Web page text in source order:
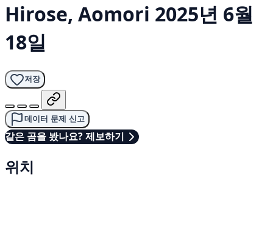
Hirose, Aomori 2025년 6월
18일
저장
데이터 문제 신고
같은 곰을 봤나요? 제보하기
위치